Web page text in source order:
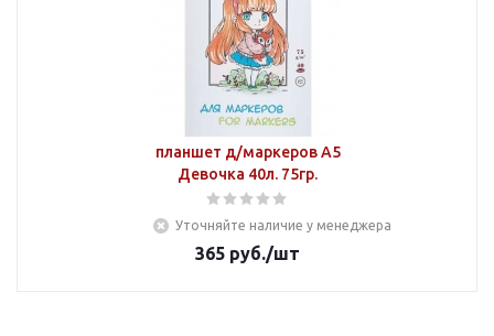
планшет д/маркеров А5
Девочка 40л. 75гр.
Уточняйте наличие у менеджера
365 руб./шт